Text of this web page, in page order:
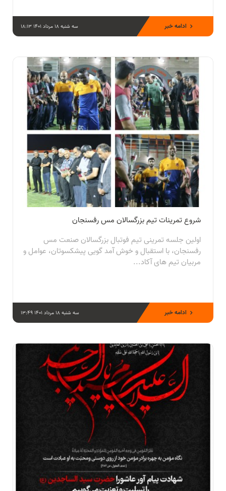
سه شنبه 18 مرداد 1401 18:13 ادامه خبر
شروع تمرینات تیم بزرگسالان مس رفسنجان
اولین جلسه تمرینی تیم فوتبال بزرگسالان صنعت مس
رفسنجان، با استقبال و خوش آمد گویی پیشکسوتان، عوامل و
مربیان تیم های آکاد...
سه شنبه 18 مرداد 1401 13:49 ادامه خبر